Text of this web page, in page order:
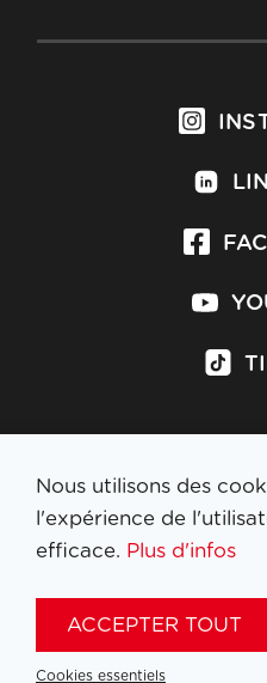
S'inscrire à
Nous utilisons des
l'expérience de
efficace. Plus d'infos
ACCEPTER TOUT
Cookies essentiels